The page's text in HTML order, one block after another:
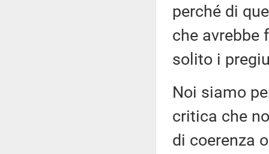
perché di
che avrebbe
solito i
Noi siamo
critica che
di coerenza